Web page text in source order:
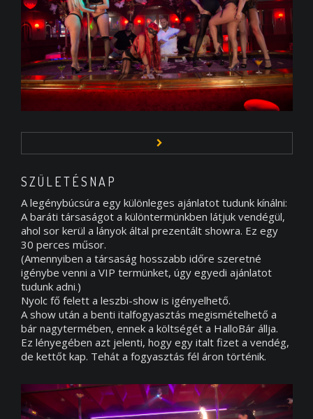
SZÜLETÉSNAP
A legénybúcsúra egy különleges ajánlatot tudunk kínálni:
A baráti társaságot a különtermünkben látjuk vendégül,
ahol sor kerül a lányok által prezentált showra. Ez egy
30 perces műsor.
(Amennyiben a társaság hosszabb időre szeretné
igénybe venni a VIP termünket, úgy egyedi ajánlatot
tudunk adni.)
Nyolc fő felett a leszbi-show is igényelhető.
A show után a benti italfogyasztás megismételhető a
bár nagytermében, ennek a költségét a HalloBár állja.
Ez lényegében azt jelenti, hogy egy italt fizet a vendég,
de kettőt kap. Tehát a fogyasztás fél áron történik.